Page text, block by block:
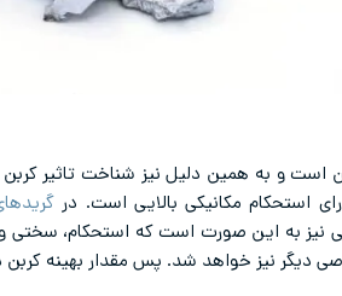
است و به همین دلیل نیز شناخت تاثیر
استحکام مکانیکی بالایی است. در
نیز به این صورت است که استحکام،
نیز خواهد شد. پس مقدار بهینه کربن